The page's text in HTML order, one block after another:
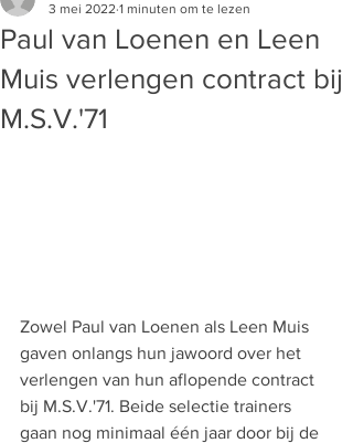
Paul van Loenen en Leen
Muis verlengen contract bij
M.S.V.'71
3 mei 2022 1 minuten om te lezen
Zowel Paul van Loenen als Leen Muis
gaven onlangs hun jawoord over het
verlengen van hun aflopende contract
bij M.S.V.'71. Beide selectie trainers
gaan nog minimaal één jaar door bij de